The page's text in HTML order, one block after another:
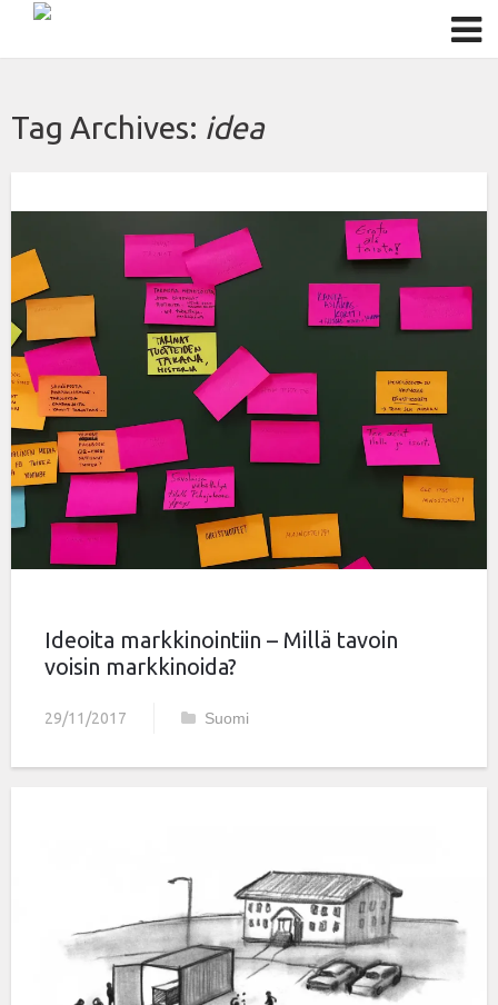
Tag Archives: idea
Ideoita markkinointiin – Millä tavoin
voisin markkinoida?
29/11/2017 Suomi